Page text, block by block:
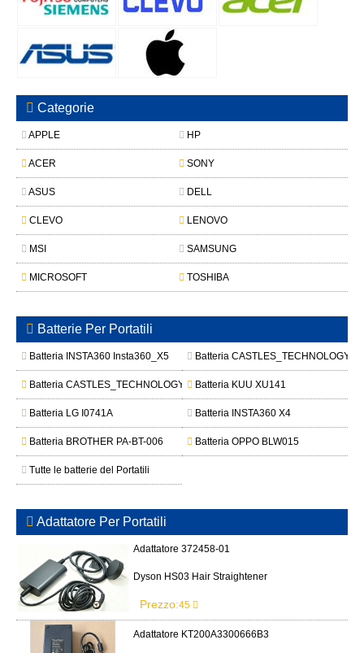
Categorie
APPLE HP
ACER SONY
ASUS DELL
CLEVO LENOVO
MSI SAMSUNG
MICROSOFT TOSHIBA
Batterie Per Portatili
Batteria INSTA360 Insta360_X5 Batteria CASTLES_TECHNOLOGY
Batteria CASTLES_TECHNOLOGY S1E2-525171-1S2P
Batteria KUU XU141
Batteria LG I0741A Batteria INSTA360 X4
Batteria BROTHER PA-BT-006 Batteria OPPO BLW015
Tutte le batterie del Portatili
Adattatore Per Portatili
Adattatore 372458-01
Dyson HS03 Hair Straightener
Prezzo:45
Adattatore KT200A3300666B3